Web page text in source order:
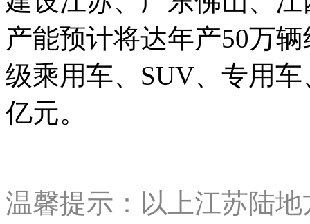
产能预计将达年产50万
级乘用车、SUV、专用
亿元。
温馨提示：以上江苏陆